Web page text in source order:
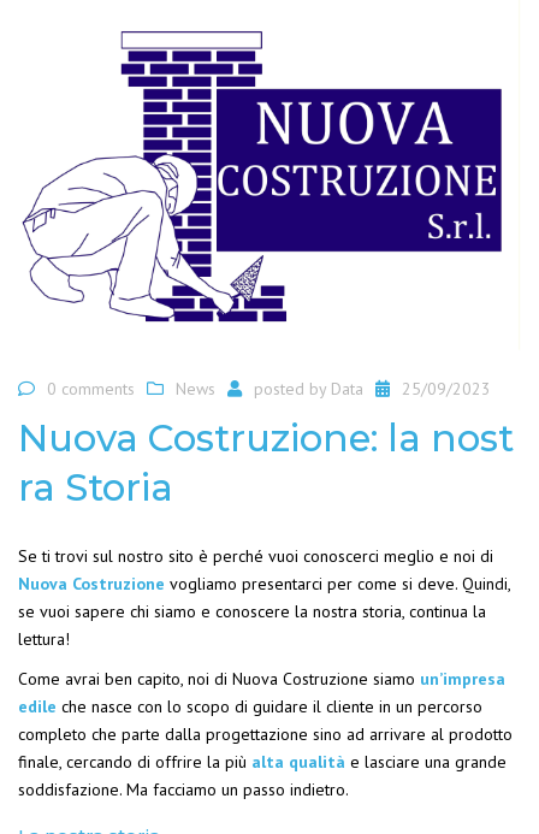
0 comments News posted by Data 25/09/2023
Nuova Costruzione: la nost
ra Storia
Se ti trovi sul nostro sito è perché vuoi conoscerci meglio e noi di
Nuova Costruzione vogliamo presentarci per come si deve. Quindi,
se vuoi sapere chi siamo e conoscere la nostra storia, continua la
lettura!
Come avrai ben capito, noi di Nuova Costruzione siamo un’impresa
edile che nasce con lo scopo di guidare il cliente in un percorso
completo che parte dalla progettazione sino ad arrivare al prodotto
finale, cercando di offrire la più alta qualità e lasciare una grande
soddisfazione. Ma facciamo un passo indietro.